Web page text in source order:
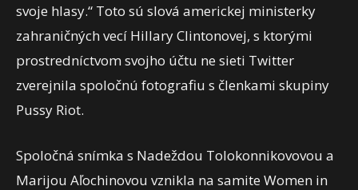
svoje hlasy.“ Toto sú slová americkej ministerky
zahraničných vecí Hillary Clintonovej, s ktorými
prostredníctvom svojho účtu ne sieti Twitter
zverejnila spoločnú fotografiu s členkami skupiny
Pussy Riot.
Spoločná snímka s Nadeždou Tolokonnikovovou a
Marijou Aľochinovou vznikla na samite Women in